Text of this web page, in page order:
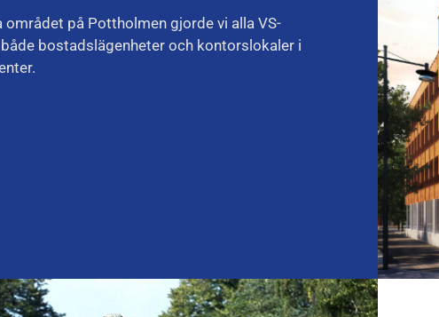
området på Pottholmen gjorde vi alla VS-
bostadslägenheter och kontorslokaler i